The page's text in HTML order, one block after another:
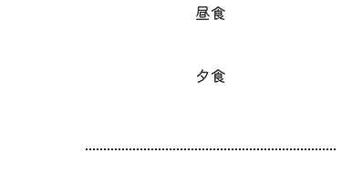
昼食
夕食